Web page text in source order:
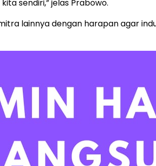
sendiri,” jelas Prabowo.
lainnya dengan harapan agar